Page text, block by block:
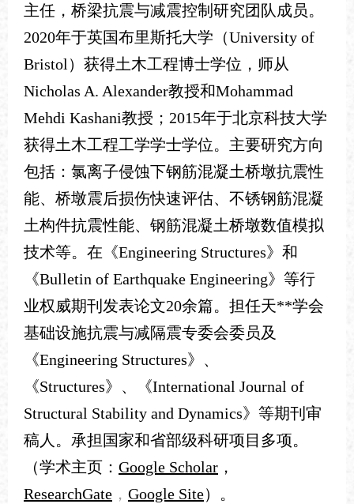
主任，桥梁抗震与减震控制研究团队成员。
2020年于英国布里斯托大学（University of
Bristol）获得土木工程博士学位，师从
Nicholas A. Alexander教授和Mohammad
Mehdi Kashani教授；2015年于北京科技大学
获得土木工程工学学士学位。主要研究方向
包括：氯离子侵蚀下钢筋混凝土桥墩抗震性
能、桥墩震后损伤快速评估、不锈钢筋混凝
土构件抗震性能、钢筋混凝土桥墩数值模拟
技术等。在《Engineering Structures》和
《Bulletin of Earthquake Engineering》等行
业权威期刊发表论文20余篇。担任天**学会
基础设施抗震与减隔震专委会委员及
《Engineering Structures》、
《Structures》、《International Journal of
Structural Stability and Dynamics》等期刊审
稿人。承担国家和省部级科研项目多项。
（学术主页： Google Scholar ，
ResearchGate ， Google Site）。